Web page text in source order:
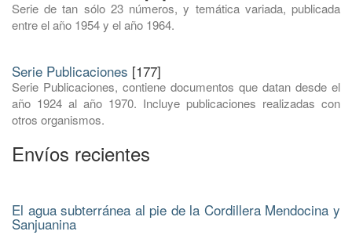
Serie de tan sólo 23 números, y temática variada, publicada
entre el año 1954 y el año 1964.
Serie Publicaciones [177]
Serie Publicaciones, contiene documentos que datan desde el
año 1924 al año 1970. Incluye publicaciones realizadas con
otros organismos.
Envíos recientes
El agua subterránea al pie de la Cordillera Mendocina y
Sanjuanina